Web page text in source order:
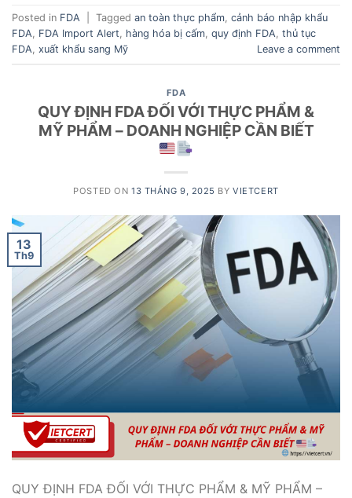
Posted in FDA Tagged an toàn thực phẩm, cảnh báo nhập khẩu
FDA, FDA Import Alert, hàng hóa bị cấm, quy định FDA, thủ tục
FDA, xuất khẩu sang Mỹ Leave a comment
FDA
QUY ĐỊNH FDA ĐỐI VỚI THỰC PHẨM &
MỸ PHẨM – DOANH NGHIỆP CẦN BIẾT
POSTED ON 13 THÁNG 9, 2025 BYVIETCERT
13
Th9
QUY ĐỊNH FDA ĐỐI VỚI THỰC PHẨM & MỸ PHẨM –